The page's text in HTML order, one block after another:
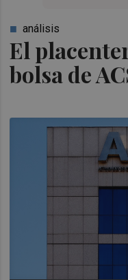
El
bolsa de
análisis